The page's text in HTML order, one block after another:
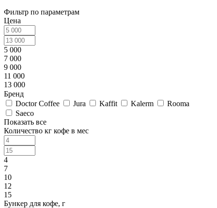
Фильтр по параметрам
Цена
5 000
7 000
9 000
11 000
13 000
Бренд
Doctor Coffee
Jura Kaffit Kalerm
Rooma
Saeco
Показать все
Количество кг кофе в мес
4
7
10
12
15
Бункер для кофе, г